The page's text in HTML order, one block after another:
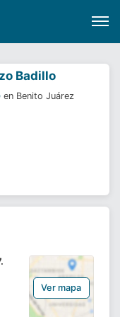
Badillo
en Benito Juárez
Ver mapa